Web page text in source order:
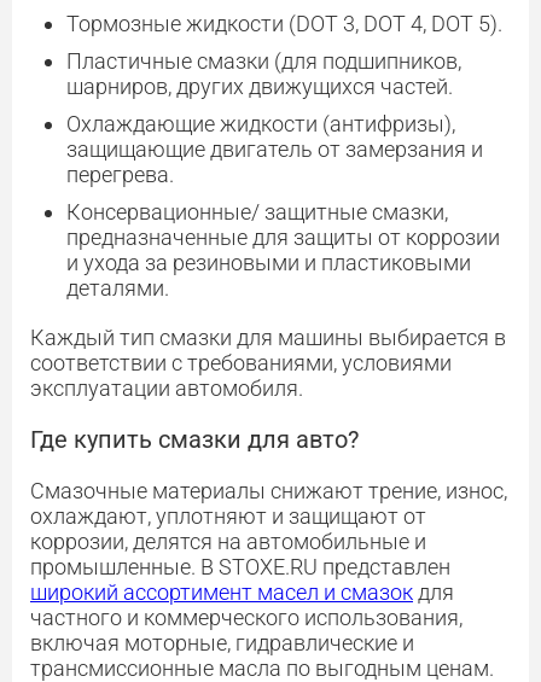
Тормозные жидкости (DOT 3, DOT 4, DOT 5).
Пластичные смазки (для подшипников,
шарниров, других движущихся частей.
Охлаждающие жидкости (антифризы),
защищающие двигатель от замерзания и
перегрева.
Консервационные/ защитные смазки,
предназначенные для защиты от коррозии
и ухода за резиновыми и пластиковыми
деталями.
Каждый тип смазки для машины выбирается в
соответствии с требованиями, условиями
эксплуатации автомобиля.
Где купить смазки для авто?
Смазочные материалы снижают трение, износ,
охлаждают, уплотняют и защищают от
коррозии, делятся на автомобильные и
промышленные. В STOXE.RU представлен
широкий ассортимент масел и смазок для
частного и коммерческого использования,
включая моторные, гидравлические и
трансмиссионные масла по выгодным ценам.